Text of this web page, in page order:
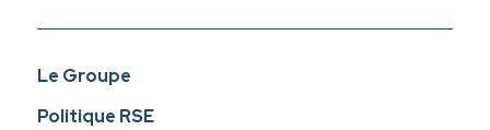
Le Groupe
Politique RSE